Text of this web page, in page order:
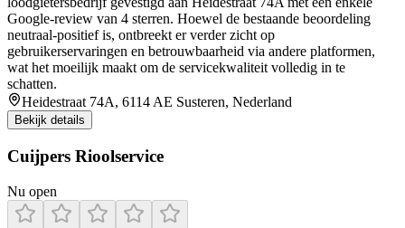
Google-review van 4 sterren. Hoewel de bestaande beoordeling
neutraal-positief is, ontbreekt er verder zicht op
gebruikerservaringen en betrouwbaarheid via andere platformen,
wat het moeilijk maakt om de servicekwaliteit volledig in te
schatten.
Heidestraat 74A, 6114 AE Susteren, Nederland
Bekijk details
Cuijpers Rioolservice
Nu open